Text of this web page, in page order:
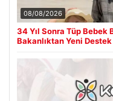
08/08/2026
34 Yıl Sonra Tüp Bebek
Bakanlıktan Yeni Destek